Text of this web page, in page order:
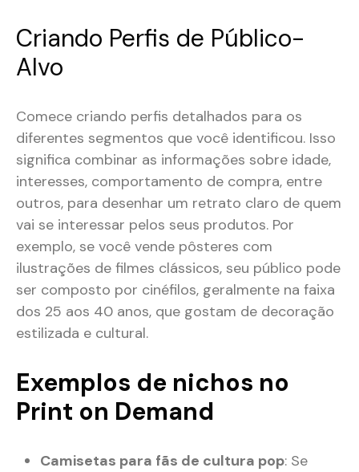
Criando Perfis de Público-
Alvo
Comece criando perfis detalhados para os
diferentes segmentos que você identificou. Isso
significa combinar as informações sobre idade,
interesses, comportamento de compra, entre
outros, para desenhar um retrato claro de quem
vai se interessar pelos seus produtos. Por
exemplo, se você vende pôsteres com
ilustrações de filmes clássicos, seu público pode
ser composto por cinéfilos, geralmente na faixa
dos 25 aos 40 anos, que gostam de decoração
estilizada e cultural​​.
Exemplos de nichos no
Print on Demand
Camisetas para fãs de cultura pop: Se